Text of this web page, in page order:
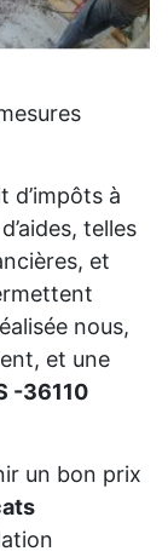
d’impôts à
telles
et
nous,
et une
-36110
un bon prix